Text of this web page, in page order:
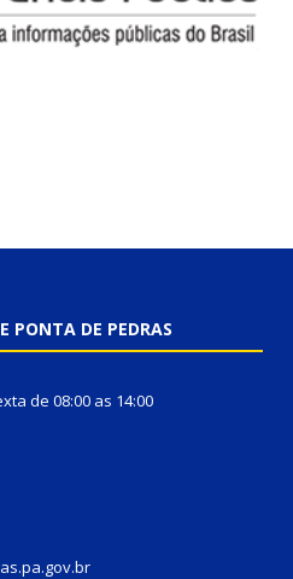
PONTA DE PEDRAS
de 08:00 as 14:00